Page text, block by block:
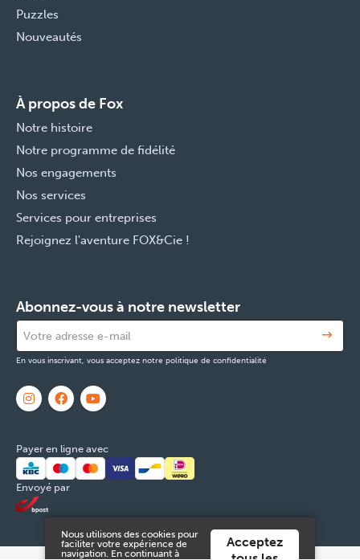
Puzzles
Nouveautés
À propos de Fox
Notre histoire
Notre programme de fidélité
Nos engagements
Nos services
Services pour entreprises
Rejoignez l'aventure FOX&Cie !
Abonnez-vous à notre newsletter
En vous inscrivant, vous acceptez notre politique de confidentialité
Payer en ligne avec
Envoyé par
Nous utilisons des cookies pour
faciliter votre expérience de
navigation. En continuant à
Acceptez